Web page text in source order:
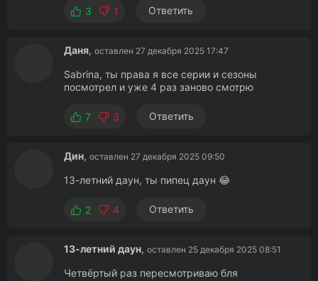
3 1 Ответить
Даня, оставлен 27 декабря 2025 17:47
Sabrina, ты права я все серии и сезоны
посмотрел и уже 4 раз заново смотрю
7 3 Ответить
Дин, оставлен 27 декабря 2025 09:50
13-летний даун, ты пипец даун 😂
2 4 Ответить
13-летний даун, оставлен 25 декабря 2025 08:51
Четвёртый раз пересмотриваю бля